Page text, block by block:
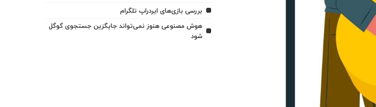
بررسی بازی‌های ایردراپ تلگرام
هوش مصنوعی هنوز نمی‌تواند جایگزین جستجوی گوگل
شود